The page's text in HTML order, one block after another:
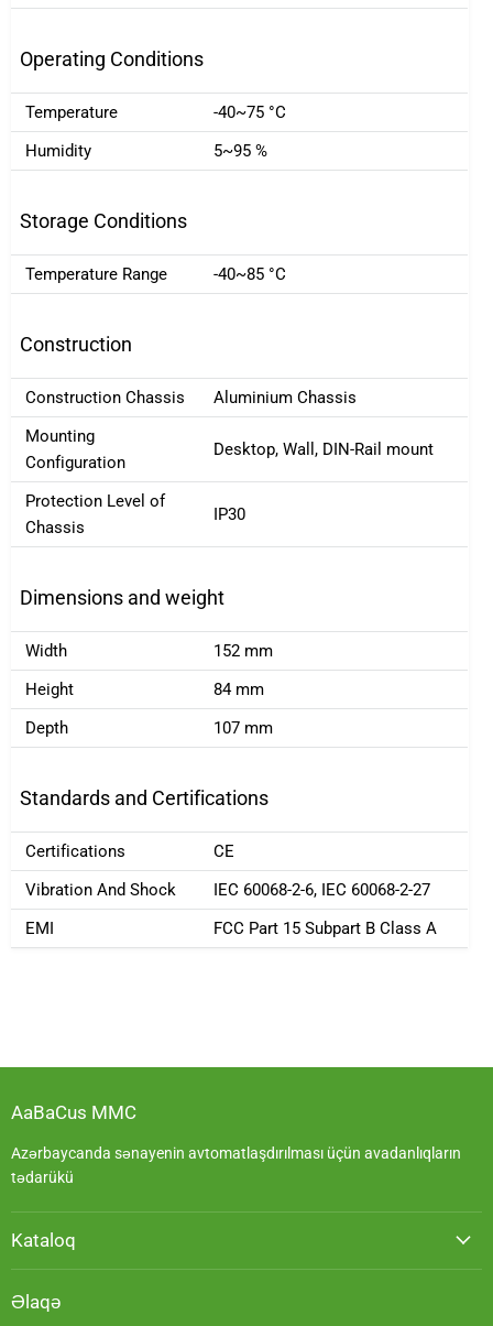
Operating Conditions
Temperature
-40~75 °C
Humidity
5~95 %
Storage Conditions
Temperature Range -40~85 °C
Construction
Construction Chassis
Aluminium Chassis
Mounting
Configuration
Desktop, Wall, DIN-Rail mount
Protection Level of
Chassis
IP30
Dimensions and weight
Width
152 mm
Height
84 mm
Depth
107 mm
Standards and Certifications
Certifications
CE
Vibration And Shock
IEC 60068-2-6, IEC 60068-2-27
EMI
FCC Part 15 Subpart B Class A
AaBaCus MMC
Azərbaycanda sənayenin avtomatlaşdırılması üçün avadanlıqların
tədarükü
Kataloq
Əlaqə